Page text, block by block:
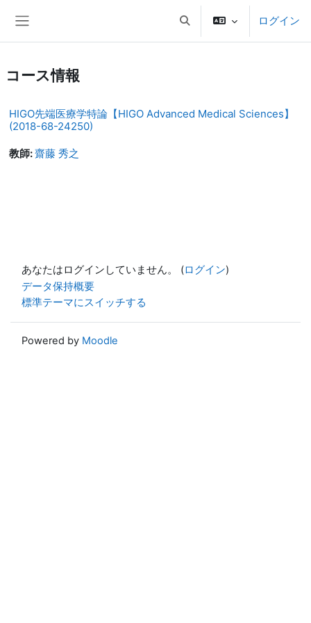
検索入力に切り替えるログイン
コース情報
HIGO先端医療学特論【HIGO Advanced Medical Sciences】
(2018-68-24250)
教師:齋藤 秀之
あなたはログインしていません。 (ログイン)
データ保持概要
標準テーマにスイッチする
Powered by Moodle